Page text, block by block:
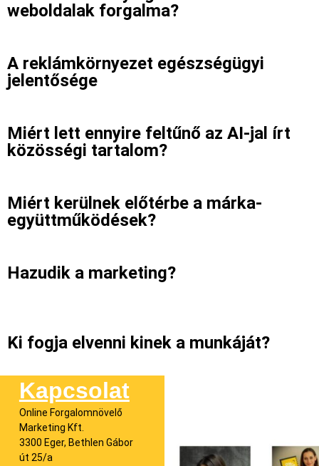
weboldalak forgalma?
A reklámkörnyezet egészségügyi
jelentősége
Miért lett ennyire feltűnő az AI-jal írt
közösségi tartalom?
Miért kerülnek előtérbe a márka-
együttműködések?
Hazudik a marketing?
Ki fogja elvenni kinek a munkáját?
Kapcsolat
Online Forgalomnövelő
Marketing Kft.
3300 Eger, Bethlen Gábor
út 25/a